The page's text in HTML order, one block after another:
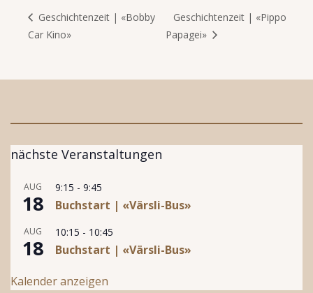
Geschichtenzeit | «Bobby
Car Kino»
Geschichtenzeit | «Pippo
Papagei»
nächste Veranstaltungen
AUG
18
9:15 - 9:45
Buchstart | «Värsli-Bus»
AUG
18
10:15 - 10:45
Buchstart | «Värsli-Bus»
Kalender anzeigen